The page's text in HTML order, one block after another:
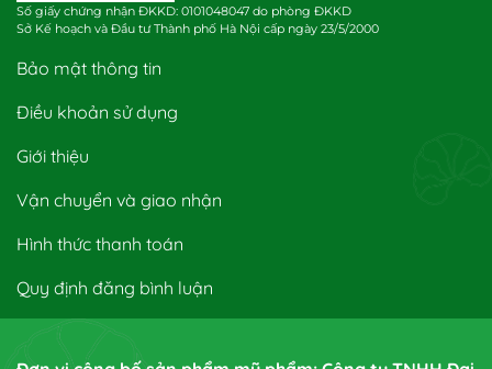
Số giấy chứng nhận ĐKKD: 0101048047 do phòng ĐKKD
Sở Kế hoạch và Đầu tư Thành phố Hà Nội cấp ngày 23/5/2000
Bảo mật thông tin
Điều khoản sử dụng
Giới thiệu
Vận chuyển và giao nhận
Hình thức thanh toán
Quy định đăng bình luận